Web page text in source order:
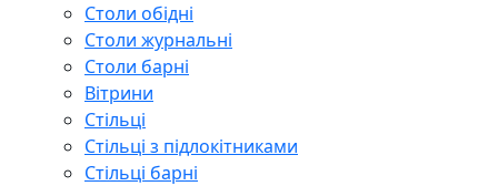
Столи обідні
Столи журнальні
Столи барні
Вітрини
Стільці
Стільці з підлокітниками
Стільці барні